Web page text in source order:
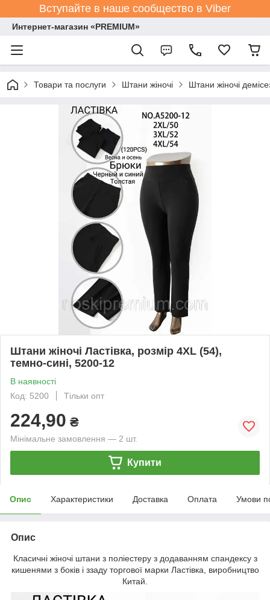
Вступайте в наше сообщество в Viber
Интернет-магазин «PREMIUM»
Товари та послуги Штани жіночі Штани жіночі
Штани жіночі Ластівка, розмір 4XL (54),
темно-сині, 5200-12
В наявності
Код: 5200
Тільки опт
224,90 ₴
Мінімальне замовлення — 2 шт.
Купити
Опис Характеристики Доставка Оплата Умови
Опис
Класичні жіночі штани з поліестеру з додаванням спандексу з
кишенями з боків і ззаду торгової марки Ластівка, виробництво
Китай.